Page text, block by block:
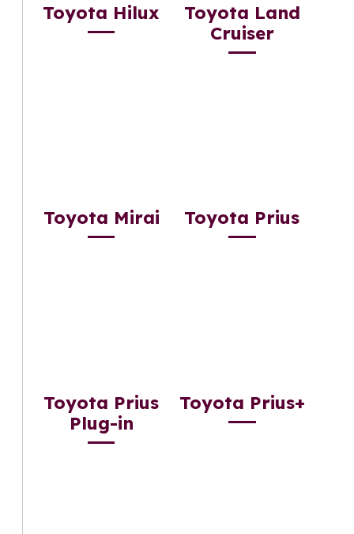
Toyota Hilux
Toyota Land
Cruiser
Toyota Mirai Toyota Prius
Toyota Prius
Plug-in
Toyota Prius+